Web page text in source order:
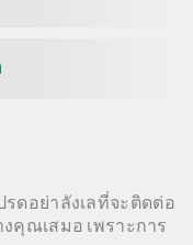
ดอย่าลังเลที่จะติดต่อ
งคุณเสมอ เพราะการ